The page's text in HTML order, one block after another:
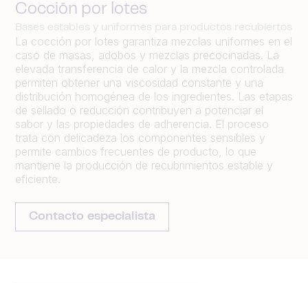
Cocción por lotes
Bases estables y uniformes para productos recubiertos
La cocción por lotes garantiza mezclas uniformes en el
caso de masas, adobos y mezclas precocinadas. La
elevada transferencia de calor y la mezcla controlada
permiten obtener una viscosidad constante y una
distribución homogénea de los ingredientes. Las etapas
de sellado o reducción contribuyen a potenciar el
sabor y las propiedades de adherencia. El proceso
trata con delicadeza los componentes sensibles y
permite cambios frecuentes de producto, lo que
mantiene la producción de recubrimientos estable y
eficiente.
Contacto especialista